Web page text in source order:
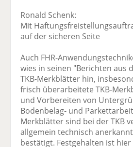
Ronald Schenk:
Mit
auf der sicheren Seite
Auch FHR-
wies in seinen "Berichten aus
TKB-Merkblätter hin,
frisch überarbeitete TKB-
und Vorbereiten von
Bodenbelag- und
Merkblätter sind bei der TKB
allgemein technisch
bestätigt. Festgehalten ist hier